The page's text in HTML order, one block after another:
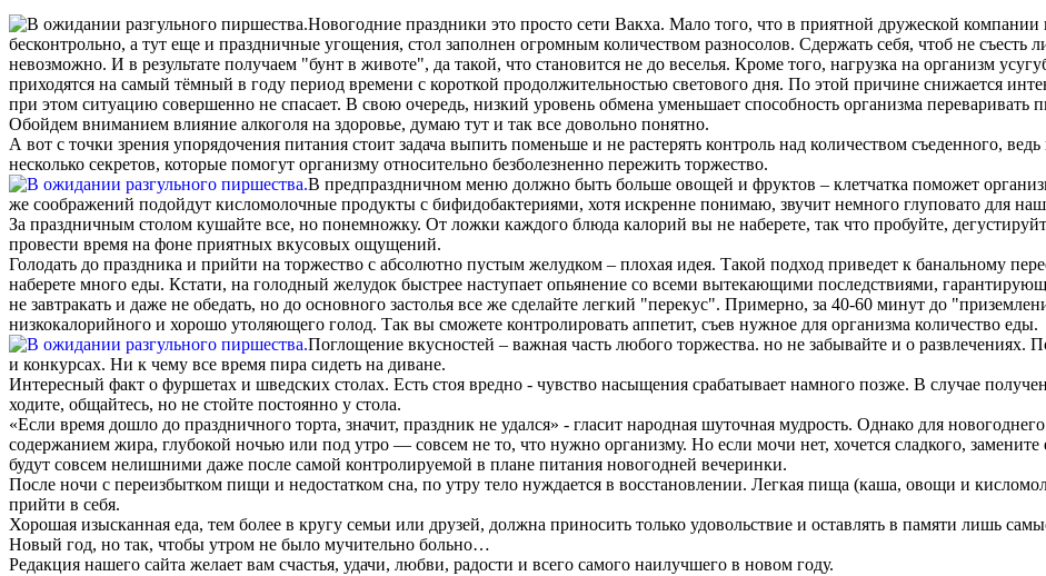
Новогодние праздники это просто сети Вакха. Мало того, что в приятной дружеской компании
бесконтрольно, а тут еще и праздничные угощения, стол заполнен огромным количеством разносолов. Сдержать себя, чтоб не
невозможно. И в результате получаем "бунт в животе", да такой, что становится не до веселья. Кроме того, нагрузка на организм
приходятся на самый тёмный в году период времени с короткой продолжительностью светового дня. По этой причине снижается
при этом ситуацию совершенно не спасает. В свою очередь, низкий уровень обмена уменьшает способность организма переваривать
Обойдем вниманием влияние алкоголя на здоровье, думаю тут и так все довольно понятно.
А вот с точки зрения упорядочения питания стоит задача выпить поменьше и не растерять контроль над количеством съеденного,
несколько секретов, которые помогут организму относительно безболезненно пережить торжество.
В предпраздничном меню должно быть больше овощей и фруктов – клетчатка поможет
же соображений подойдут кисломолочные продукты с бифидобактериями, хотя искренне понимаю, звучит немного глуповато для
За праздничным столом кушайте все, но понемножку. От ложки каждого блюда калорий вы не наберете, так что пробуйте,
провести время на фоне приятных вкусовых ощущений.
Голодать до праздника и прийти на торжество с абсолютно пустым желудком – плохая идея. Такой подход приведет к банальному
наберете много еды. Кстати, на голодный желудок быстрее наступает опьянение со всеми вытекающими последствиями,
не завтракать и даже не обедать, но до основного застолья все же сделайте легкий "перекус". Примерно, за 40-60 минут до
низкокалорийного и хорошо утоляющего голод. Так вы сможете контролировать аппетит, съев нужное для организма количество еды.
Поглощение вкусностей – важная часть любого торжества. но не забывайте и о
и конкурсах. Ни к чему все время пира сидеть на диване.
Интересный факт о фуршетах и шведских столах. Есть стоя вредно - чувство насыщения срабатывает намного позже. В случае
ходите, общайтесь, но не стойте постоянно у стола.
«Если время дошло до праздничного торта, значит, праздник не удался» - гласит народная шуточная мудрость. Однако для
содержанием жира, глубокой ночью или под утро — совсем не то, что нужно организму. Но если мочи нет, хочется сладкого,
будут совсем нелишними даже после самой контролируемой в плане питания новогодней вечеринки.
После ночи с переизбытком пищи и недостатком сна, по утру тело нуждается в восстановлении. Легкая пища (каша, овощи и
прийти в себя.
Хорошая изысканная еда, тем более в кругу семьи или друзей, должна приносить только удовольствие и оставлять в памяти лишь
Новый год, но так, чтобы утром не было мучительно больно…
Редакция нашего сайта желает вам счастья, удачи, любви, радости и всего самого наилучшего в новом году.